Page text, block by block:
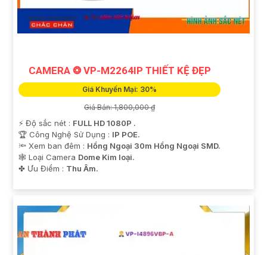
CAMERA ❂ VP-M2264IP THIẾT KỆ ĐẸP
Giá Khuyến Mại: 30%
Giá Bán: 1,800,000 ₫
️⚡ Độ sắc nét : FULL HD 1080P .
🏆 Công Nghệ Sử Dụng : IP POE.
🔦 Xem ban đêm : Hồng Ngoại 30m Hồng Ngoại SMD.
🕸️ Loại Camera Dome Kim loại.
️✤ Ưu Điểm : Thu Âm.